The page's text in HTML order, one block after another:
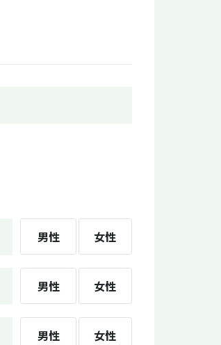
男性 女性
男性 女性
男性 女性